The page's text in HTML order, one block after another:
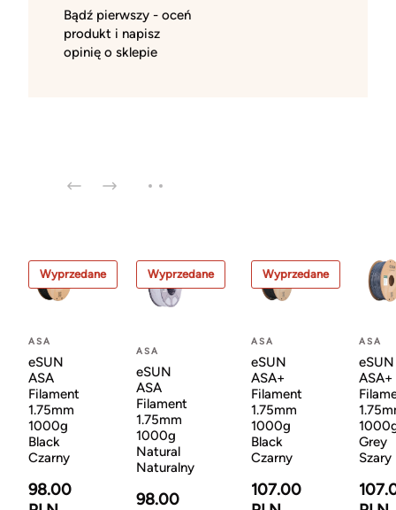
Bądź pierwszy - oceń
produkt i napisz
opinię o sklepie
Wyprzedane
ASA
eSUN
ASA
Filament
1.75mm
1000g
Black
Czarny
98.00
Wyprzedane
ASA
eSUN
ASA
Filament
1.75mm
1000g
Natural
Naturalny
98.00
Wyprzedane
ASA
eSUN
ASA+
Filament
1.75mm
1000g
Black
Czarny
107.00
ASA
eSUN
ASA+
Grey
Szary